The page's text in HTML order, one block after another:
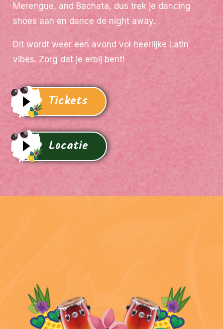
Merengue, and Bachata, dus trek je dancing
shoes aan en dance de night away.
Dit wordt weer een avond vol heerlijke Latin
vibes. Zorg dat je erbij bent!
Tickets
Locatie